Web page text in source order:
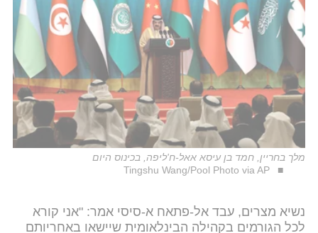
מלך בחריין, חמד בן עיסא אאל-ח'ליפה, בכינוס היום
Tingshu Wang/Pool Photo via AP
נשיא מצרים, עבד אל-פתאח א-סיסי אמר: "אני קורא
לכל הגורמים בקהילה הבינלאומית שיישאו באחריותם